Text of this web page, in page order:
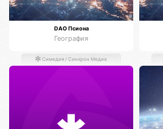
DAO Псиона
География
Симедия / Синхрон Медиа